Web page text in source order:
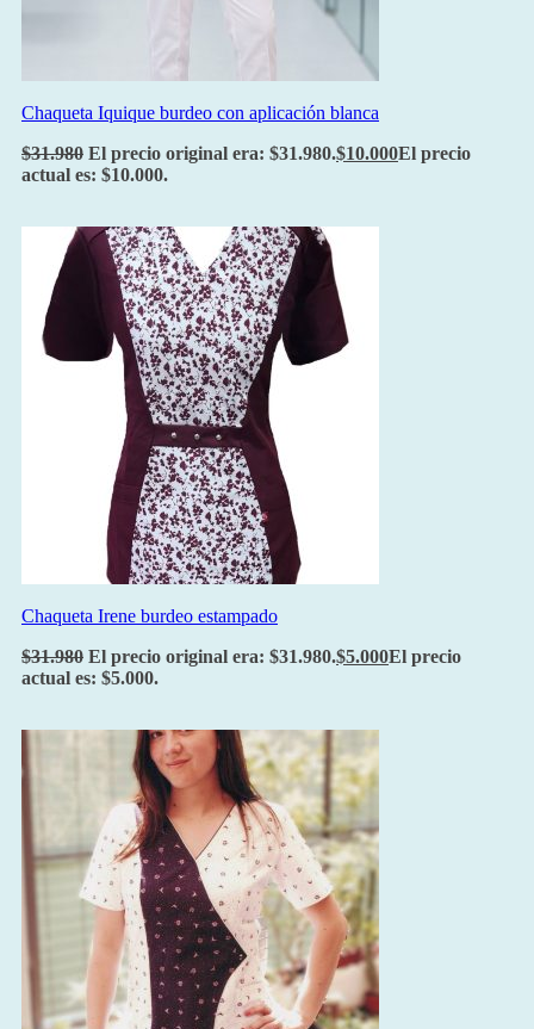
Chaqueta Iquique burdeo con aplicación blanca
$31.980 El precio original era: $31.980.$10.000El precio
actual es: $10.000.
Chaqueta Irene burdeo estampado
$31.980 El precio original era: $31.980.$5.000El precio
actual es: $5.000.